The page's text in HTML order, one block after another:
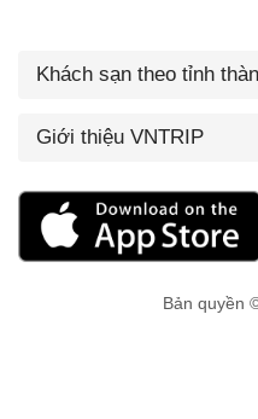
Khách sạn theo tỉnh
Giới thiệu VNTRIP
Bản quyền